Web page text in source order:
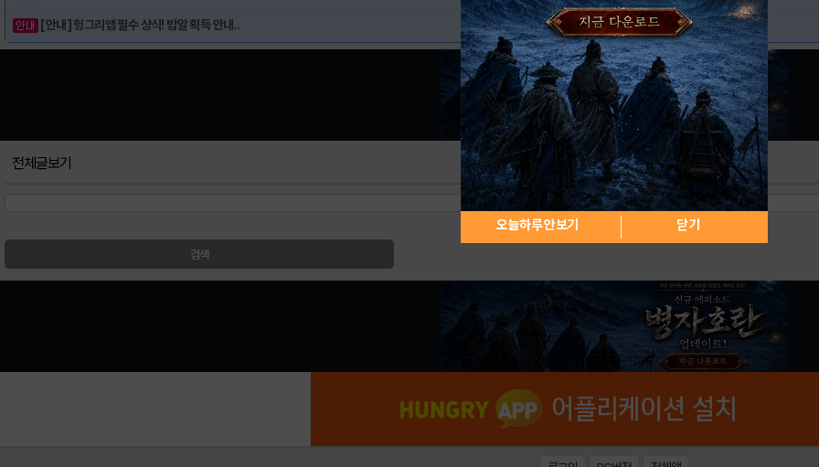
[안내] 헝그리앱 필수 상식! 밥알 획득 안내..
전체글보기
검색
오늘하루 안보기 닫기